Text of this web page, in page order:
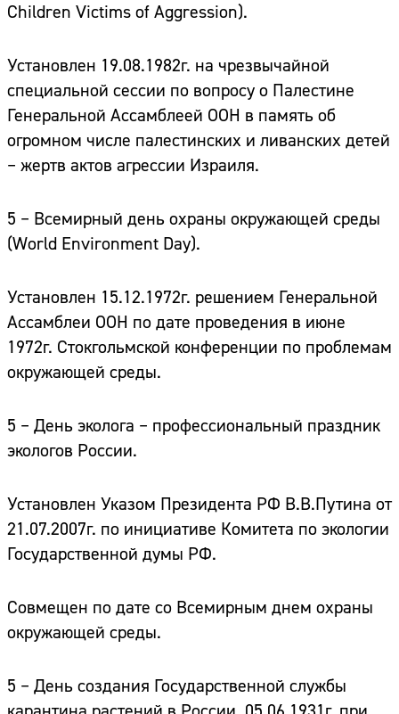
Children Victims of Aggression).
Установлен 19.08.1982г. на чрезвычайной
специальной сессии по вопросу о Палестине
Генеральной Ассамблеей ООН в память об
огромном числе палестинских и ливанских детей
– жертв актов агрессии Израиля.
5 – Всемирный день охраны окружающей среды
(World Environment Day).
Установлен 15.12.1972г. решением Генеральной
Ассамблеи ООН по дате проведения в июне
1972г. Стокгольмской конференции по проблемам
окружающей среды.
5 – День эколога – профессиональный праздник
экологов России.
Установлен Указом Президента РФ В.В.Путина от
21.07.2007г. по инициативе Комитета по экологии
Государственной думы РФ.
Совмещен по дате со Всемирным днем охраны
окружающей среды.
5 – День создания Государственной службы